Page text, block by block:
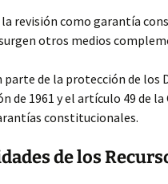
revisión como garantía
otros medios
parte de la protección de los
de 1961 y el artículo 49 de
constitucionales.
de los